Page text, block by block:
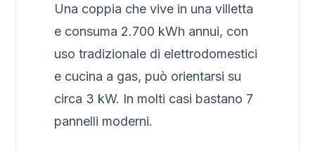
Una coppia che vive in una villetta
e consuma 2.700 kWh annui, con
uso tradizionale di elettrodomestici
e cucina a gas, può orientarsi su
circa 3 kW. In molti casi bastano 7
pannelli moderni.